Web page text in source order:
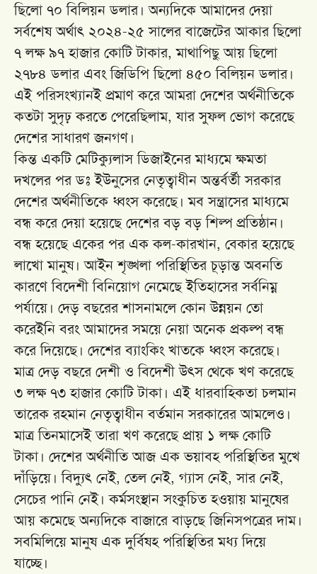
ছিলো ৭০ বিলিয়ন ডলার। অন্যদিকে আমাদের দেয়া
সর্বশেষ অর্থাৎ ২০২৪-২৫ সালের বাজেটের আকার ছিলো
৭ লক্ষ ৯৭ হাজার কোটি টাকার, মাথাপিছু আয় ছিলো
২৭৮৪ ডলার এবং জিডিপি ছিলো ৪৫০ বিলিয়ন ডলার।
এই পরিসংখ্যানই প্রমাণ করে আমরা দেশের অর্থনীতিকে
কতটা সুদৃঢ় করতে পেরেছিলাম, যার সুফল ভোগ করেছে
দেশের সাধারণ জনগণ।
কিন্ত একটি মেটিক্যুলাস ডিজাইনের মাধ্যমে ক্ষমতা
দখলের পর ডঃ ইউনুসের নেতৃত্বাধীন অন্তর্বর্তী সরকার
দেশের অর্থনীতিকে ধ্বংস করেছে। মব সন্ত্রাসের মাধ্যমে
বন্ধ করে দেয়া হয়েছে দেশের বড় বড় শিল্প প্রতিষ্ঠান।
বন্ধ হয়েছে একের পর এক কল-কারখান, বেকার হয়েছে
লাখো মানুষ। আইন শৃঙ্খলা পরিস্থিতির চূড়ান্ত অবনতি
কারণে বিদেশী বিনিয়োগ নেমেছে ইতিহাসের সর্বনিম্ন
পর্যায়ে। দেড় বছরের শাসনামলে কোন উন্নয়ন তো
করেইনি বরং আমাদের সময়ে নেয়া অনেক প্রকল্প বন্ধ
করে দিয়েছে। দেশের ব্যাংকিং খাতকে ধ্বংস করেছে।
মাত্র দেড় বছরে দেশী ও বিদেশী উৎস থেকে খণ করেছে
৩ লক্ষ ৭৩ হাজার কোটি টাকা। এই ধারবাহিকতা চলমান
তারেক রহমান নেতৃত্বাধীন বর্তমান সরকারের আমলেও।
মাত্র তিনমাসেই তারা খণ করেছে প্রায় ১ লক্ষ কোটি
টাকা। দেশের অর্থনীতি আজ এক ভয়াবহ পরিস্থিতির মুখে
দাঁড়িয়ে। বিদ্যুৎ নেই, তেল নেই, গ্যাস নেই, সার নেই,
সেচের পানি নেই। কর্মসংস্থান সংকুচিত হওয়ায় মানুষের
আয় কমেছে অন্যদিকে বাজারে বাড়ছে জিনিসপত্রের দাম।
সবমিলিয়ে মানুষ এক দুর্বিষহ পরিস্থিতির মধ্য দিয়ে
যাচ্ছে।